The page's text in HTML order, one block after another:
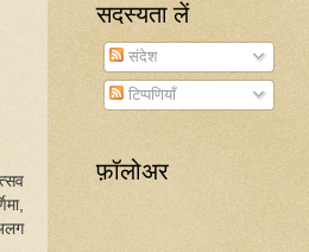
सदस्यता लें
संदेश
टिप्पणियाँ
फ़ॉलोअर